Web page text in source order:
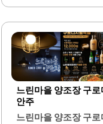
콩국수도 인기 메뉴
픈형 주방은 청결하
공합니다. 이곳은 항
이 빠르게 제공되는
프 코너도 있어 편리
있어 가족 단위 손님
니다. 또한, 완도읍에
느린마을 양조장 구
안주
느린마을 양조장 구